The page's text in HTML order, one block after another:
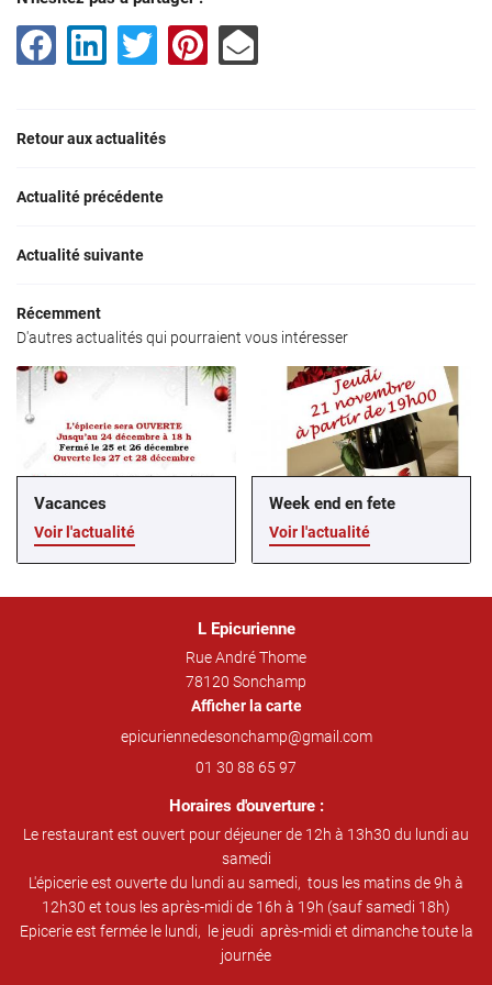
CONTACT
Retour aux actualités
Actualité précédente
Actualité suivante
Récemment
D'autres actualités qui pourraient vous intéresser
Vacances
Voir l'actualité
Week end en fete
Voir l'actualité
L Epicurienne
Rue André Thome
78120 Sonchamp
Afficher la carte
01 30 88 65 97
Horaires d'ouverture :
Le restaurant est ouvert pour déjeuner de 12h à 13h30 du lundi au
samedi
L'épicerie est ouverte du lundi au samedi, tous les matins de 9h à
12h30 et tous les après-midi de 16h à 19h (sauf samedi 18h)
Epicerie est fermée le lundi, le jeudi après-midi et dimanche toute la
journée